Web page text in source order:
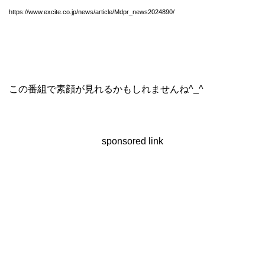
https://www.excite.co.jp/news/article/Mdpr_news2024890/
この番組で素顔が見れるかもしれませんね^_^
sponsored link